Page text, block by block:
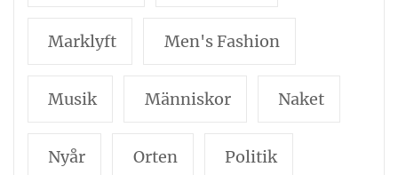
Marklyft Men's Fashion
Musik Människor Naket
Nyår Orten Politik